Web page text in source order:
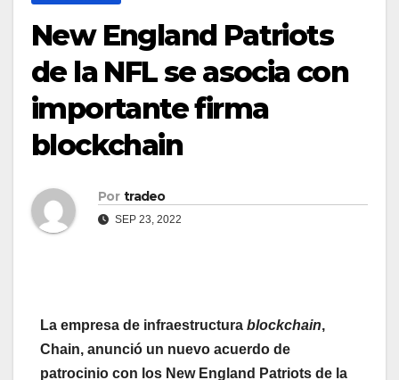
New England Patriots
de la NFL se asocia con
importante firma
blockchain
Por tradeo
SEP 23, 2022
La empresa de infraestructura blockchain,
Chain, anunció un nuevo acuerdo de
patrocinio con los New England Patriots de la